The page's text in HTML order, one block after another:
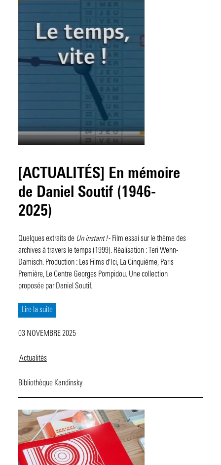
[ACTUALITÉS] En mémoire
de Daniel Soutif (1946-
2025)
Quelques extraits de Un instant !- Film essai sur le thème des
archives à travers le temps (1999). Réalisation : Teri Wehn-
Damisch. Production : Les Films d'Ici, La Cinquième, Paris
Première, Le Centre Georges Pompidou. Une collection
proposée par Daniel Soutif.
Lire la suite
03 NOVEMBRE 2025
Actualités
Bibliothèque Kandinsky